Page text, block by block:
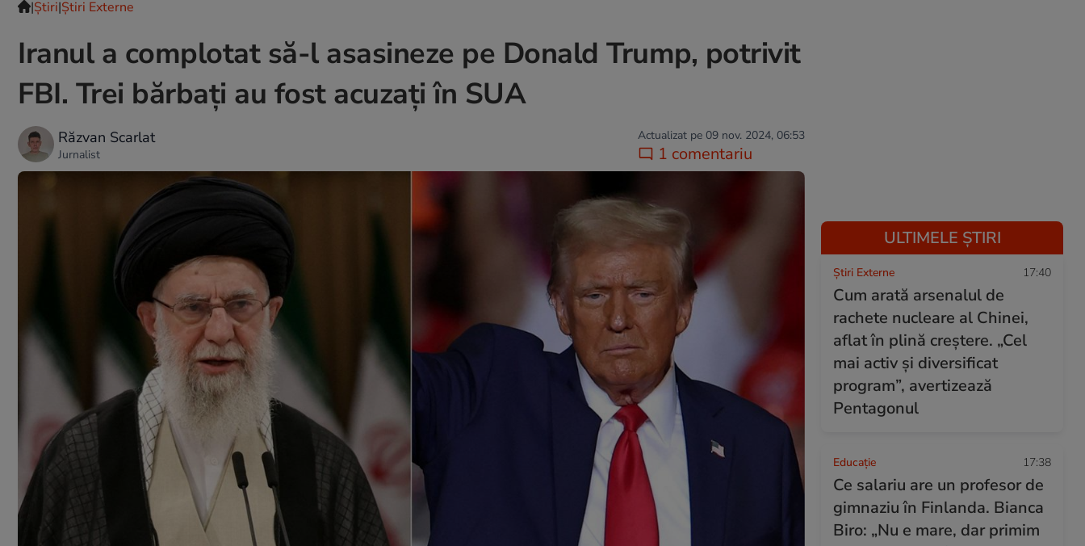
|Ştiri|Știri Externe
Iranul a complotat să-l asasineze pe Donald Trump, potrivit
FBI. Trei bărbați au fost acuzați în SUA
Răzvan Scarlat
Jurnalist
Actualizat pe 09 nov. 2024, 06:53
1 comentariu
ULTIMELE ȘTIRI
Știri Externe 17:40
Cum arată arsenalul de
rachete nucleare al Chinei,
aflat în plină creștere. „Cel
mai activ și diversificat
program”, avertizează
Pentagonul
Educație 17:38
Ce salariu are un profesor de
gimnaziu în Finlanda. Bianca
Biro: „Nu e mare, dar primim